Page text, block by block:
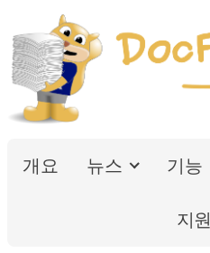
개요 뉴스 기능
지원